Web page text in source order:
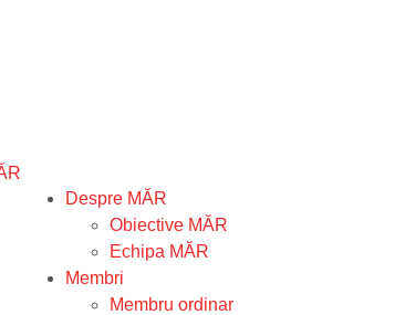
Despre MĂR
Obiective MĂR
Echipa MĂR
Membri
Membru ordinar